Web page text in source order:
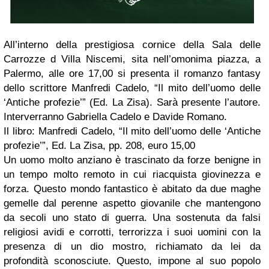
All’interno della prestigiosa cornice della Sala delle
Carrozze d Villa Niscemi, sita nell’omonima piazza, a
Palermo, alle ore 17,00 si presenta il romanzo fantasy
dello scrittore Manfredi Cadelo, “Il mito dell’uomo delle
‘Antiche profezie’” (Ed. La Zisa). Sarà presente l’autore.
Interverranno Gabriella Cadelo e Davide Romano.
Il libro: Manfredi Cadelo, “Il mito dell’uomo delle ‘Antiche
profezie’”, Ed. La Zisa, pp. 208, euro 15,00
Un uomo molto anziano è trascinato da forze benigne in
un tempo molto remoto in cui riacquista giovinezza e
forza. Questo mondo fantastico è abitato da due maghe
gemelle dal perenne aspetto giovanile che mantengono
da secoli uno stato di guerra. Una sostenuta da falsi
religiosi avidi e corrotti, terrorizza i suoi uomini con la
presenza di un dio mostro, richiamato da lei da
profondità sconosciute. Questo, impone al suo popolo